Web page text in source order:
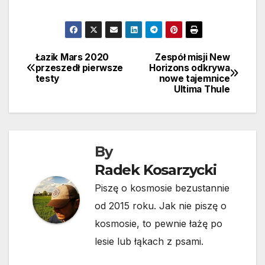
Nawigacja
wpisu
Zespół misji New
Horizons odkrywa
nowe tajemnice
Ultima Thule
Łazik Mars 2020
przeszedł pierwsze
testy
By
Radek Kosarzycki
Piszę o kosmosie bezustannie
od 2015 roku. Jak nie piszę o
kosmosie, to pewnie łażę po
lesie lub łąkach z psami.